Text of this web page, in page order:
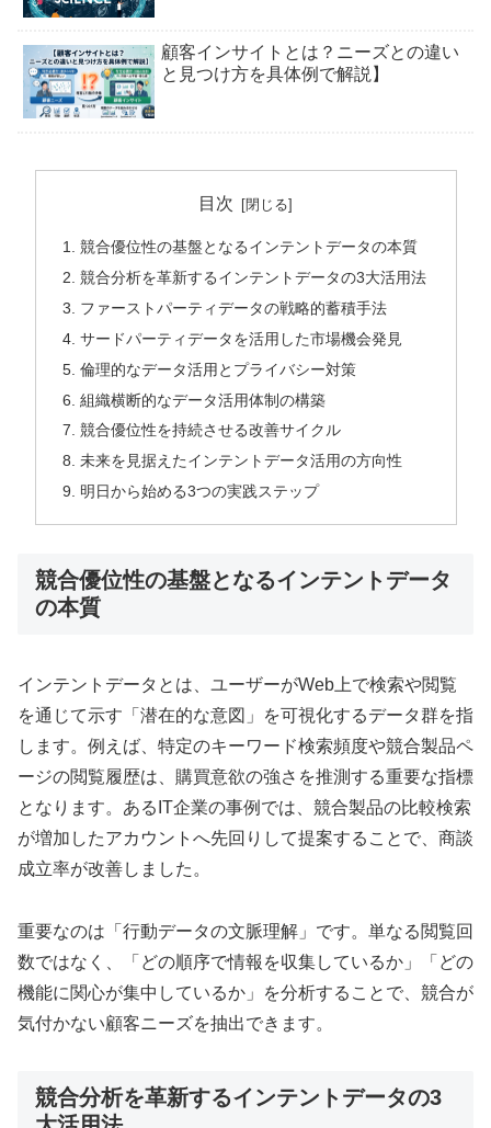
顧客インサイトとは？ニーズとの違い
と見つけ方を具体例で解説】
目次
競合優位性の基盤となるインテントデータの本質
競合分析を革新するインテントデータの3大活用法
ファーストパーティデータの戦略的蓄積手法
サードパーティデータを活用した市場機会発見
倫理的なデータ活用とプライバシー対策
組織横断的なデータ活用体制の構築
競合優位性を持続させる改善サイクル
未来を見据えたインテントデータ活用の方向性
明日から始める3つの実践ステップ
競合優位性の基盤となるインテントデータ
の本質
インテントデータとは、ユーザーがWeb上で検索や閲覧
を通じて示す「潜在的な意図」を可視化するデータ群を指
します。例えば、特定のキーワード検索頻度や競合製品ペ
ージの閲覧履歴は、購買意欲の強さを推測する重要な指標
となります。あるIT企業の事例では、競合製品の比較検索
が増加したアカウントへ先回りして提案することで、商談
成立率が改善しました。
重要なのは「行動データの文脈理解」です。単なる閲覧回
数ではなく、「どの順序で情報を収集しているか」「どの
機能に関心が集中しているか」を分析することで、競合が
気付かない顧客ニーズを抽出できます。
競合分析を革新するインテントデータの3